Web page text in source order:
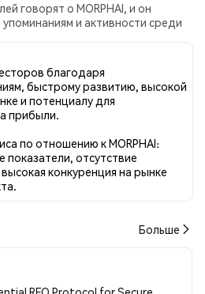
говорят о MORPHAI, и он
и активности среди
социальных сетях было
0 новостных статей о
твитов имели бычий настрой по
с медвежьим настроем по
нейтральными по отношению к
на 1 твитах.
благодаря
быстрому развитию, высокой
и потенциалу для
прибыли.
по отношению к MORPHAI:
отсутствие
конкуренция на рынке
Больше